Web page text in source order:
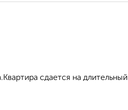
сдается на длительный